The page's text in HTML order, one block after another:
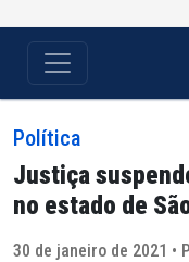
Política
Justiça
no estado de
30 de janeiro de 2021 •